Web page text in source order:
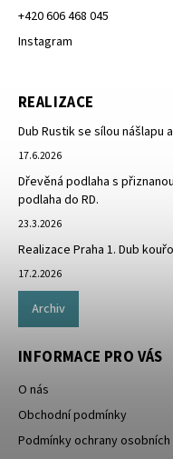
+420 606 468 045
Instagram
REALIZACE
Dub Rustik se sílou nášlapu
17.6.2026
Dřevěná podlaha s
podlaha do RD.
23.3.2026
Realizace Praha 1. Dub
17.2.2026
Archiv
INFORMACE PRO VÁS
O nás
Obchodní podmínky
Podmínky ochrany osobních